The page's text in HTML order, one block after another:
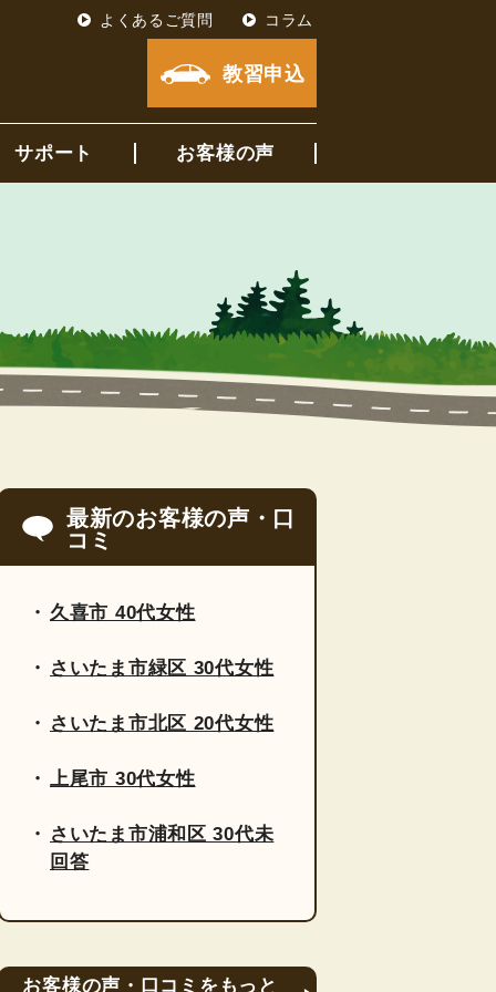
教習申込
よくあるご質問 コラム
サポート お客様の声
最新のお客様の声・口
コミ
久喜市 40代女性
さいたま市緑区 30代女性
さいたま市北区 20代女性
上尾市 30代女性
さいたま市浦和区 30代未
回答
お客様の声・口コミをもっと